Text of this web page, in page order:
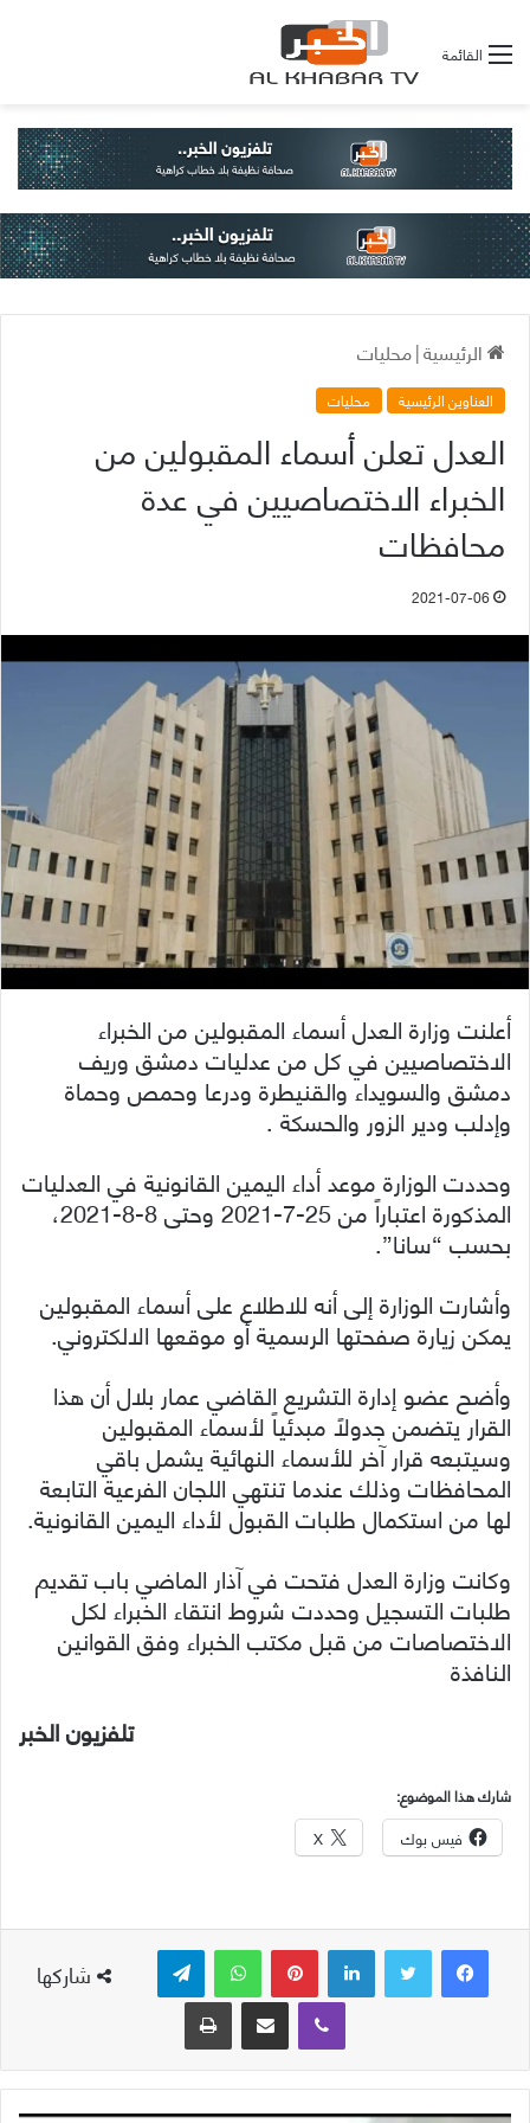
القائمة
الرئيسية|محليات
العناوين الرئيسية محليات
العدل تعلن أسماء المقبولين من
الخبراء الاختصاصيين في عدة
محافظات
2021-07-06
أعلنت وزارة العدل أسماء المقبولين من الخبراء
الاختصاصيين في كل من عدليات دمشق وريف
دمشق والسويداء والقنيطرة ودرعا وحمص وحماة
وإدلب ودير الزور والحسكة .
وحددت الوزارة موعد أداء اليمين القانونية في العدليات
المذكورة اعتباراً من 25-7-2021 وحتى 8-8-2021،
بحسب “سانا”.
وأشارت الوزارة إلى أنه للاطلاع على أسماء المقبولين
يمكن زيارة صفحتها الرسمية أو موقعها الالكتروني.
وأضح عضو إدارة التشريع القاضي عمار بلال أن هذا
القرار يتضمن جدولاً مبدئياً لأسماء المقبولين
وسيتبعه قرار آخر للأسماء النهائية يشمل باقي
المحافظات وذلك عندما تنتهي اللجان الفرعية التابعة
لها من استكمال طلبات القبول لأداء اليمين القانونية.
وكانت وزارة العدل فتحت في آذار الماضي باب تقديم
طلبات التسجيل وحددت شروط انتقاء الخبراء لكل
الاختصاصات من قبل مكتب الخبراء وفق القوانين
النافذة
تلفزيون الخبر
شارك هذا الموضوع:
فيس بوك X
شاركها
لينكدإن بينتيريست واتساب
ڤايبر
مشاركة عبر البريد طباعة